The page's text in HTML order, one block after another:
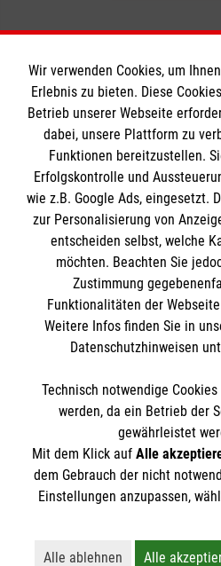
Informationen
Impressum
Datenschutz
Barrierefreiheit
Kontakt
Die Malteser
Malteser in Deutschland
Malteserorden
Sharepoint
Spendenkonto
Bank: Pax-Bank für
IBAN: DE94 3706 0120
BIC: GENODED1PA7
So finden Sie uns
Am kleinen Hain 28
15907 Lübben
Email:
Der Malteser Hilfsdienst e.V. ist
Gewerbesteuer befreit.
Wir verwenden Cookies, um
Erlebnis zu bieten. Diese
Betrieb unserer Webseite
dabei, unsere Plattform zu
Funktionen bereitzustellen.
Erfolgskontrolle und
wie z.B. Google Ads, eingesetzt.
zur Personalisierung von
entscheiden selbst, welche
möchten. Beachten Sie
Zustimmung
Funktionalitäten der
Weitere Infos finden Sie in
Datenschutzhinweisen
Technisch notwendige
werden, da ein Betrieb der
gewährleistet
Mit dem Klick auf Alle
dem Gebrauch der nicht
Einstellungen anzupassen,
Alle ablehnen
Alle